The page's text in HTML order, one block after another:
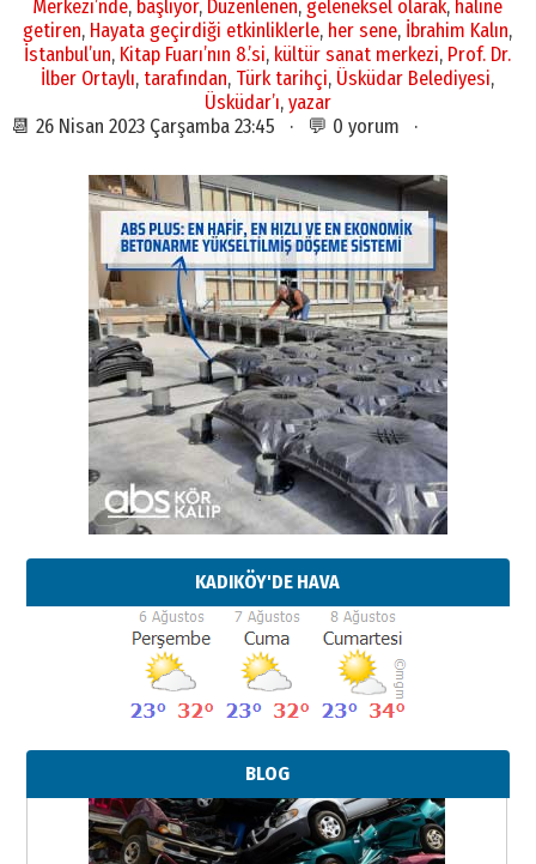
Merkezi’nde, başlıyor, Düzenlenen, geleneksel olarak, haline
getiren, Hayata geçirdiği etkinliklerle, her sene, İbrahim Kalın,
İstanbul’un, Kitap Fuarı’nın 8.’si, kültür sanat merkezi, Prof. Dr.
İlber Ortaylı, tarafından, Türk tarihçi, Üsküdar Belediyesi,
Üsküdar’ı, yazar
📆 26 Nisan 2023 Çarşamba 23:45 · 💬 0 yorum ·
KADIKÖY'DE HAVA
BLOG